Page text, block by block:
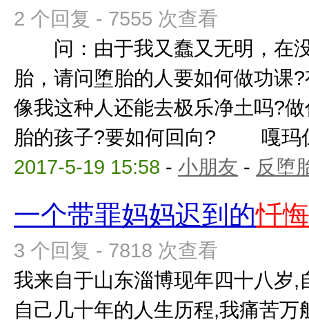
2 个回复 - 7555 次查看
问：由于我又蠢又无明，在
胎，请问堕胎的人要如何做功课
像我这种人还能去极乐净土吗?
胎的孩子?要如何回向? 嘎玛
2017-5-19 15:58 - 小朋友 - 反堕
一个带罪妈妈迟到的忏悔
3 个回复 - 7818 次查看
我来自于山东淄博现年四十八岁,
自己几十年的人生历程,我痛苦